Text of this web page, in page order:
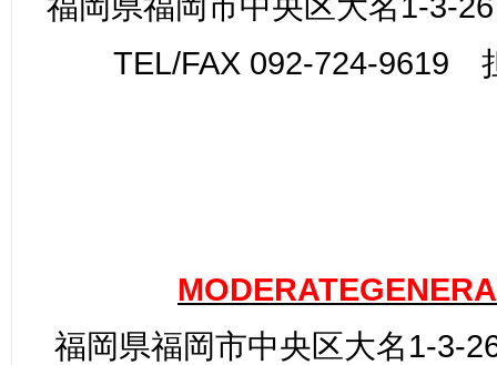
TEL/FAX 092-724-9619
福岡県福岡市中央区大名1-3-